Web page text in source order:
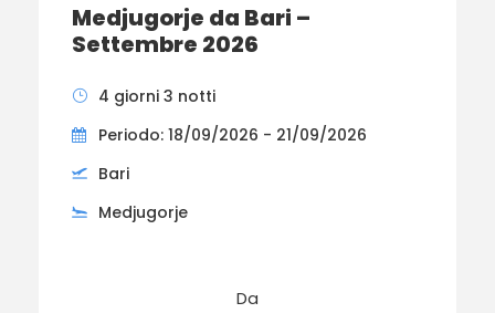
Medjugorje da Bari –
Settembre 2026
4 giorni 3 notti
Periodo: 18/09/2026 - 21/09/2026
Bari
Medjugorje
Da